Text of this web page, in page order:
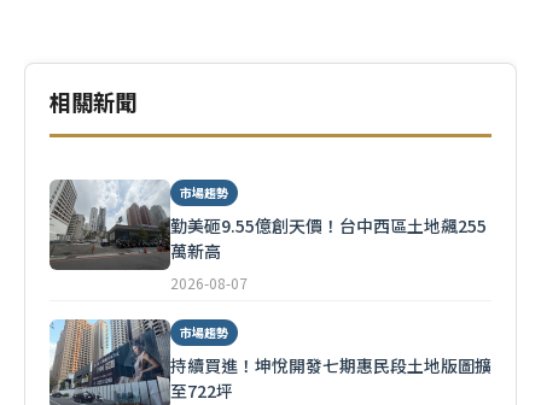
相關新聞
市場趨勢
勤美砸9.55億創天價！台中西區土地飆255
萬新高
2026-08-07
市場趨勢
持續買進！坤悅開發七期惠民段土地版圖擴
至722坪